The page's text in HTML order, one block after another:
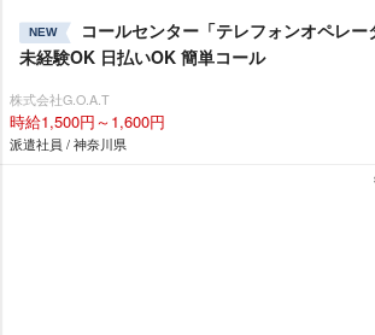
NEW
コールセンター「テレフォンオペレー
未経験OK 日払いOK 簡単コール
株式会社G.O.A.T
時給1,500円～1,600円
派遣社員 / 神奈川県